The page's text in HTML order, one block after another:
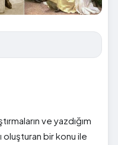
ve yazdığım
oluşturan bir konu ile